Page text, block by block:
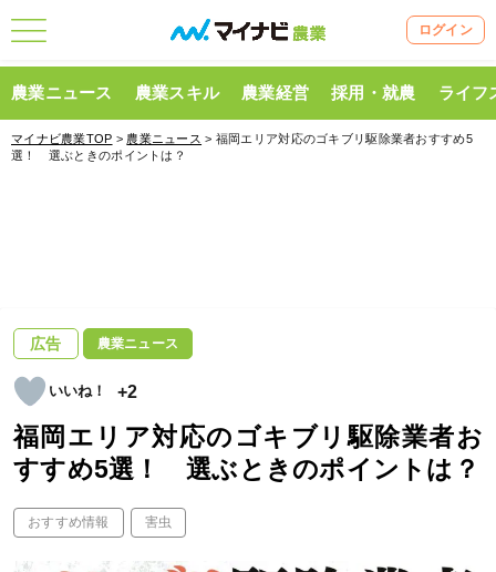
ログイン
農業ニュース 農業スキル 農業経営 採用・就農 ライフ
マイナビ農業TOP > 農業ニュース > 福岡エリア対応のゴキブリ駆除業者おすすめ5
選！ 選ぶときのポイントは？
広告 農業ニュース
+2
福岡エリア対応のゴキブリ駆除業者お
すすめ5選！ 選ぶときのポイントは？
おすすめ情報 害虫